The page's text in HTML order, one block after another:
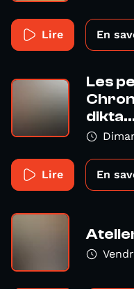
Lire En
Les
Lire En